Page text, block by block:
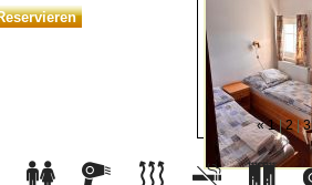
« 1|2|3